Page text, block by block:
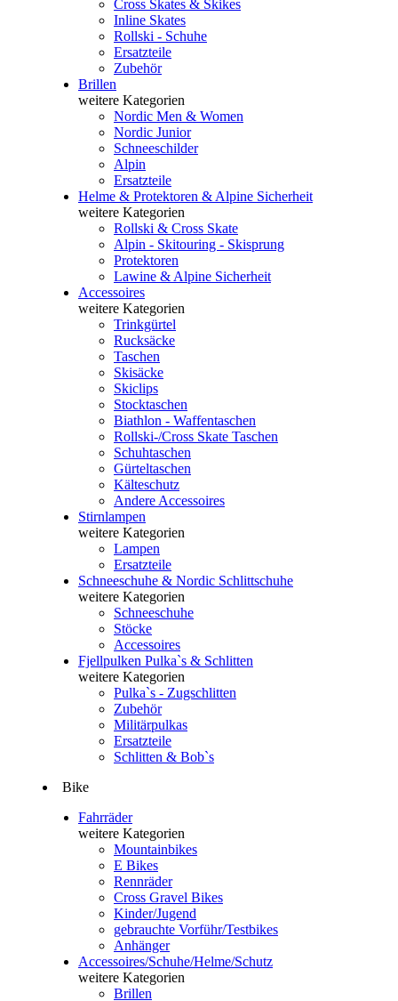
Cross Skates & Skikes
Inline Skates
Rollski - Schuhe
Ersatzteile
Zubehör
Brillen
weitere Kategorien
Nordic Men & Women
Nordic Junior
Schneeschilder
Alpin
Ersatzteile
Helme & Protektoren & Alpine Sicherheit
weitere Kategorien
Rollski & Cross Skate
Alpin - Skitouring - Skisprung
Protektoren
Lawine & Alpine Sicherheit
Accessoires
weitere Kategorien
Trinkgürtel
Rucksäcke
Taschen
Skisäcke
Skiclips
Stocktaschen
Biathlon - Waffentaschen
Rollski-/Cross Skate Taschen
Schuhtaschen
Gürteltaschen
Kälteschutz
Andere Accessoires
Stirnlampen
weitere Kategorien
Lampen
Ersatzteile
Schneeschuhe & Nordic Schlittschuhe
weitere Kategorien
Schneeschuhe
Stöcke
Accessoires
Fjellpulken Pulka`s & Schlitten
weitere Kategorien
Pulka`s - Zugschlitten
Zubehör
Militärpulkas
Ersatzteile
Schlitten & Bob`s
Bike
Fahrräder
weitere Kategorien
Mountainbikes
E Bikes
Rennräder
Cross Gravel Bikes
Kinder/Jugend
gebrauchte Vorführ/Testbikes
Anhänger
Accessoires/Schuhe/Helme/Schutz
weitere Kategorien
Brillen